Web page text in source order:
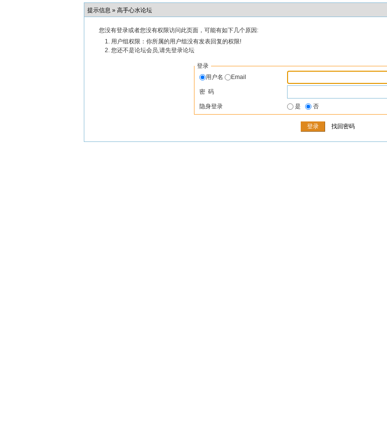
提示信息 » 高手心水论坛
您没有登录或者您没有权限访问此页面，可能有如下几个原因:
用户组权限：你所属的用户组没有发表回复的权限!
您还不是论坛会员,请先登录论坛
登录
用户名
Email
密 码
隐身登录 是 否
找回密码